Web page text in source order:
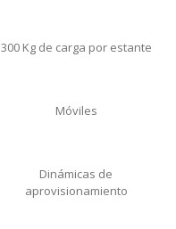
300 Kg de carga por estante
Móviles
Dinámicas de
aprovisionamiento